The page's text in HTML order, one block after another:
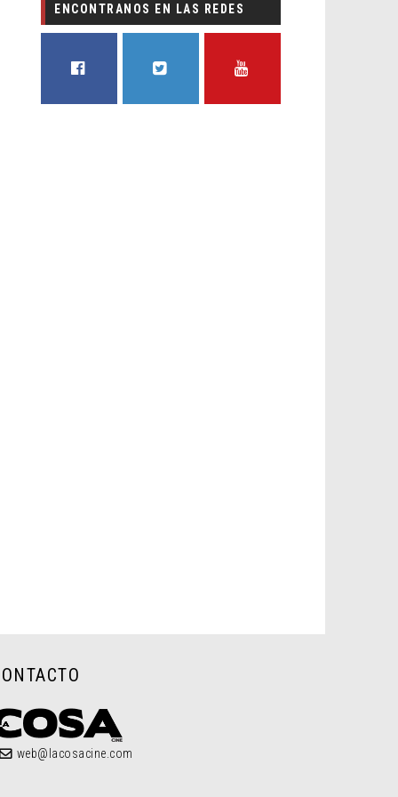
ENCONTRANOS EN LAS REDES
web@lacosacine.com